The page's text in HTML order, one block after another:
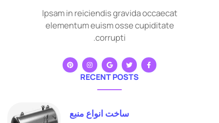
Ipsam in reiciendis gravida occaecat
elementum euism osse cupiditate
corrupti.
RECENT POSTS
ساخت انواع منبع